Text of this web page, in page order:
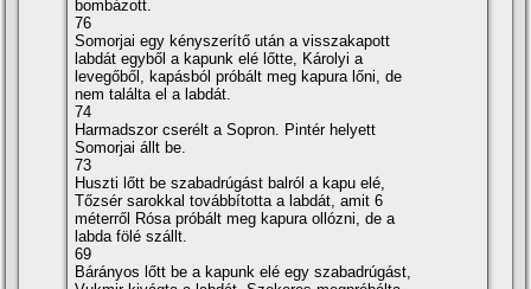
bombázott.
76
Somorjai egy kényszerí­tő után a visszakapott
labdát egyből a kapunk elé lőtte, Károlyi a
levegőből, kapásból próbált meg kapura lőni, de
nem találta el a labdát.
74
Harmadszor cserélt a Sopron. Pintér helyett
Somorjai állt be.
73
Huszti lőtt be szabadrúgást balról a kapu elé,
Tőzsér sarokkal továbbí­totta a labdát, amit 6
méterről Rósa próbált meg kapura ollózni, de a
labda fölé szállt.
69
Bárányos lőtt be a kapunk elé egy szabadrúgást,